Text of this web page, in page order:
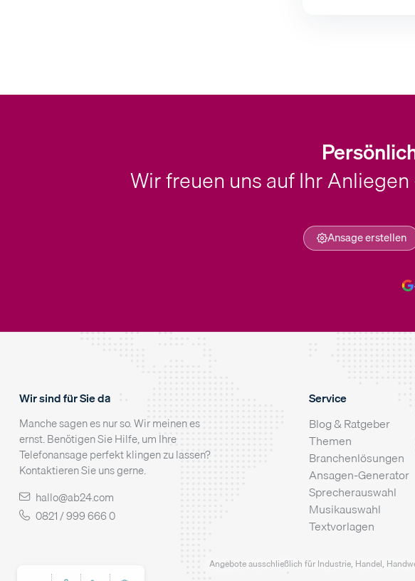
Wir freuen uns auf Ihr
Ansage erstellen
Wir sind für Sie da
Manche sagen es nur so. Wir meinen es
ernst. Benötigen Sie Hilfe, um Ihre
Telefonansage perfekt klingen zu lassen?
Kontaktieren Sie uns gerne.
hallo@ab24.com
0821 / 999 666 0
Service
Blog & Ratgeber
Themen
Branchenlösungen
Ansagen-Generator
Sprecherauswahl
Musikauswahl
Textvorlagen
Angebote ausschließlich für Industrie, Handel,